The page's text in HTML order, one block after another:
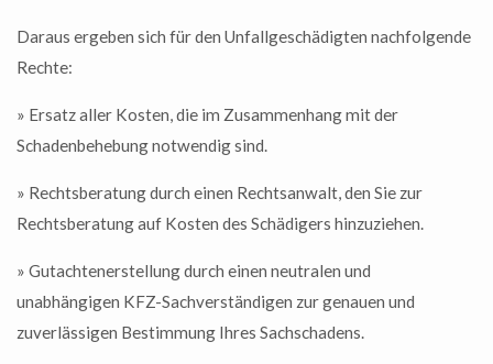
Daraus ergeben sich für den Unfallgeschädigten nachfolgende
Rechte:
» Ersatz aller Kosten, die im Zusammenhang mit der
Schadenbehebung notwendig sind.
» Rechtsberatung durch einen Rechtsanwalt, den Sie zur
Rechtsberatung auf Kosten des Schädigers hinzuziehen.
» Gutachtenerstellung durch einen neutralen und
unabhängigen KFZ-Sachverständigen zur genauen und
zuverlässigen Bestimmung Ihres Sachschadens.